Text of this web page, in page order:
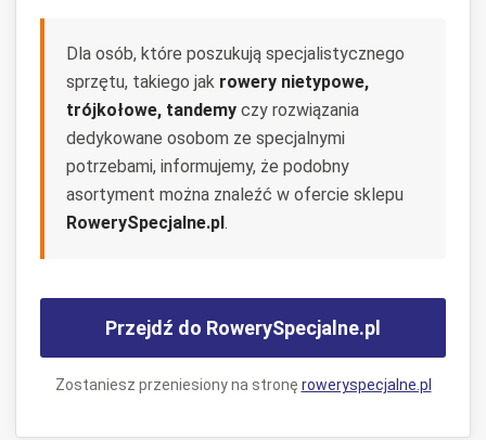
Dla osób, które poszukują specjalistycznego
sprzętu, takiego jak rowery nietypowe,
trójkołowe, tandemy czy rozwiązania
dedykowane osobom ze specjalnymi
potrzebami, informujemy, że podobny
asortyment można znaleźć w ofercie sklepu
RowerySpecjalne.pl.
Przejdź do RowerySpecjalne.pl
Zostaniesz przeniesiony na stronę roweryspecjalne.pl